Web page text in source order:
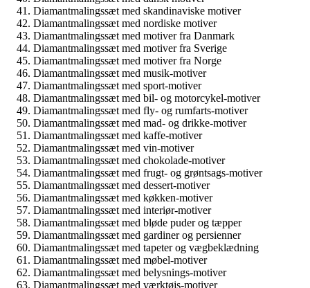
Diamantmalingssæt med skandinaviske motiver
Diamantmalingssæt med nordiske motiver
Diamantmalingssæt med motiver fra Danmark
Diamantmalingssæt med motiver fra Sverige
Diamantmalingssæt med motiver fra Norge
Diamantmalingssæt med musik-motiver
Diamantmalingssæt med sport-motiver
Diamantmalingssæt med bil- og motorcykel-motiver
Diamantmalingssæt med fly- og rumfarts-motiver
Diamantmalingssæt med mad- og drikke-motiver
Diamantmalingssæt med kaffe-motiver
Diamantmalingssæt med vin-motiver
Diamantmalingssæt med chokolade-motiver
Diamantmalingssæt med frugt- og grøntsags-motiver
Diamantmalingssæt med dessert-motiver
Diamantmalingssæt med køkken-motiver
Diamantmalingssæt med interiør-motiver
Diamantmalingssæt med bløde puder og tæpper
Diamantmalingssæt med gardiner og persienner
Diamantmalingssæt med tapeter og vægbeklædning
Diamantmalingssæt med møbel-motiver
Diamantmalingssæt med belysnings-motiver
Diamantmalingssæt med værktøjs-motiver